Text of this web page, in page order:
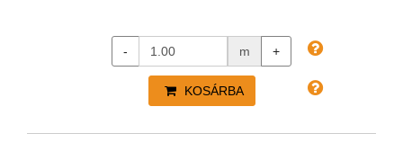
- m +
KOSÁRBA